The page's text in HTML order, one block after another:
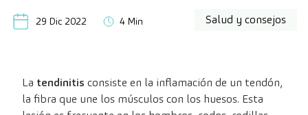
29 Dic 2022 4 Min Salud y consejos
La tendinitis consiste en la inflamación de un tendón,
la fibra que une los músculos con los huesos. Esta